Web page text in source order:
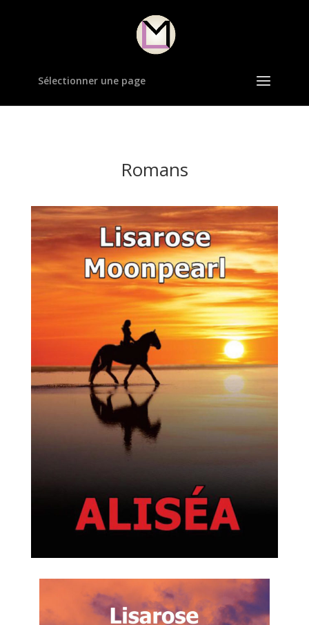
Sélectionner une page
Romans